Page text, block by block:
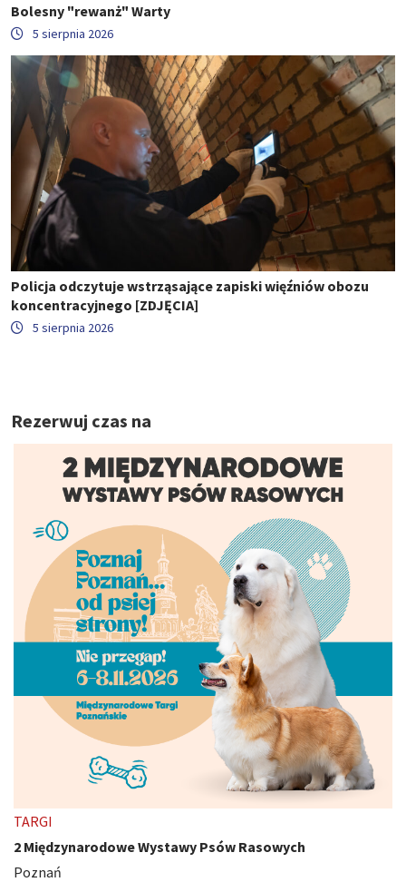
Bolesny "rewanż" Warty
5 sierpnia 2026
Policja odczytuje wstrząsające zapiski więźniów obozu
koncentracyjnego [ZDJĘCIA]
5 sierpnia 2026
Rezerwuj czas na
TARGI
2 Międzynarodowe Wystawy Psów Rasowych
Poznań